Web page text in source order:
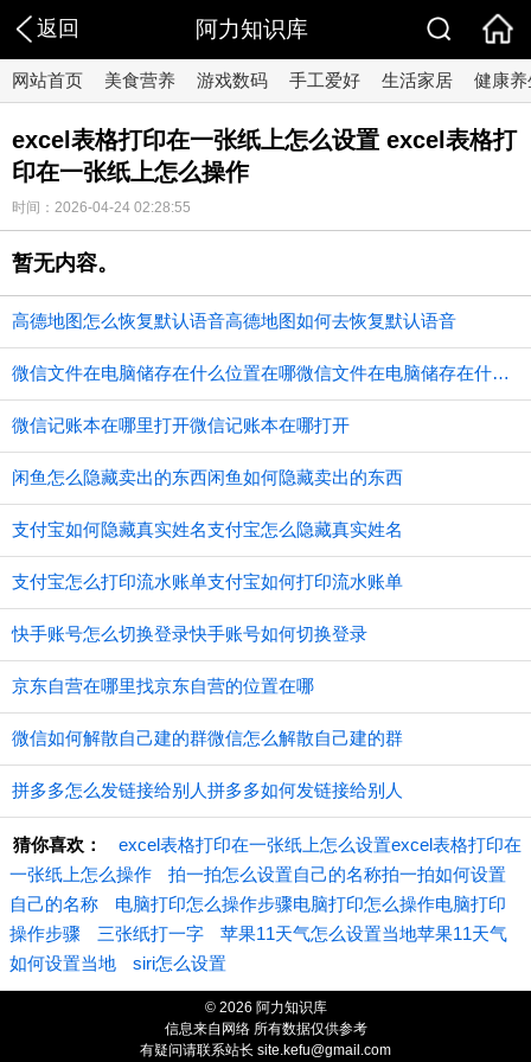
返回 阿力知识库
网站首页 美食营养 游戏数码 手工爱好 生活家居 健康养
excel表格打印在一张纸上怎么设置 excel表格打
印在一张纸上怎么操作
时间：2026-04-24 02:28:55
暂无内容。
高德地图怎么恢复默认语音高德地图如何去恢复默认语音
微信文件在电脑储存在什么位置在哪微信文件在电脑储存在什么位置
微信记账本在哪里打开微信记账本在哪打开
闲鱼怎么隐藏卖出的东西闲鱼如何隐藏卖出的东西
支付宝如何隐藏真实姓名支付宝怎么隐藏真实姓名
支付宝怎么打印流水账单支付宝如何打印流水账单
快手账号怎么切换登录快手账号如何切换登录
京东自营在哪里找京东自营的位置在哪
微信如何解散自己建的群微信怎么解散自己建的群
拼多多怎么发链接给别人拼多多如何发链接给别人
猜你喜欢：
excel表格打印在一张纸上怎么设置excel表格打印在
一张纸上怎么操作
拍一拍怎么设置自己的名称拍一拍如何设置
自己的名称
电脑打印怎么操作步骤电脑打印怎么操作电脑打印
操作步骤
三张纸打一字
苹果11天气怎么设置当地苹果11天气
如何设置当地
siri怎么设置
© 2026 阿力知识库
信息来自网络 所有数据仅供参考
有疑问请联系站长 site.kefu@gmail.com